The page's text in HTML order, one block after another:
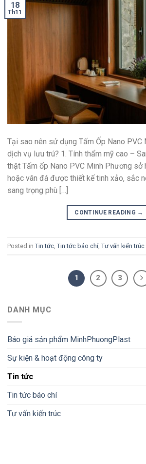
18
Th11
Tại sao nên sử dụng Tấm Ốp Nano PVC
dịch vụ lưu trú? 1. Tính thẩm mỹ cao –
thật Tấm ốp Nano PVC Minh Phương sở
hoặc vân đá được thiết kế tinh xảo, sắc
sang trọng phù […]
CONTINUE READING →
Posted in Tin tức Tin tức báo chí Tư vấn kiến trúc
1 2 3
DANH MỤC
Báo giá sản phẩm MinhPhuongPlast
Sự kiện & hoạt động công ty
Tin tức
Tin tức báo chí
Tư vấn kiến trúc